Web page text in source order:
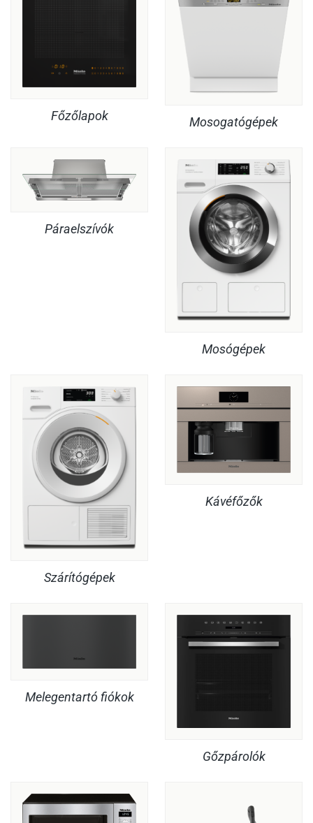
Főzőlapok Mosogatógépek
Páraelszívók
Mosógépek
Szárítógépek
Kávéfőzők
Melegentartó fiókok
Gőzpárolók